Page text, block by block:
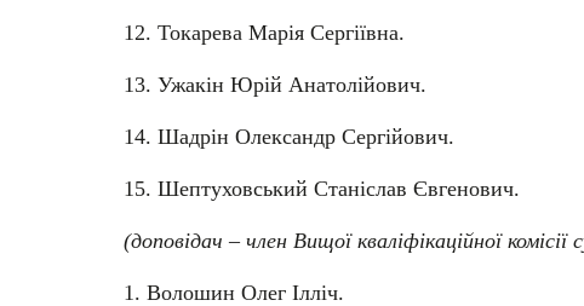
12. Токарева Марія Сергіївна.
13. Ужакін Юрій Анатолійович.
14. Шадрін Олександр Сергійович.
15. Шептуховський Станіслав Євгенович.
(доповідач – член Вищої кваліфікаційної
1. Волошин Олег Ілліч.